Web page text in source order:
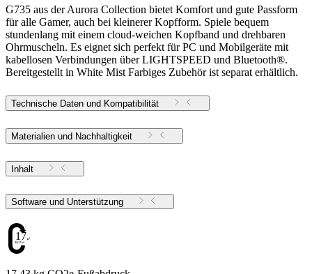
G735 aus der Aurora Collection bietet Komfort und gute Passform
für alle Gamer, auch bei kleinerer Kopfform. Spiele bequem
stundenlang mit einem cloud-weichen Kopfband und drehbaren
Ohrmuscheln. Es eignet sich perfekt für PC und Mobilgeräte mit
kabellosen Verbindungen über LIGHTSPEED und Bluetooth®.
Bereitgestellt in White Mist Farbiges Zubehör ist separat erhältlich.
Technische Daten und Kompatibilität
Materialien und Nachhaltigkeit
Inhalt
Software und Unterstützung
17.43